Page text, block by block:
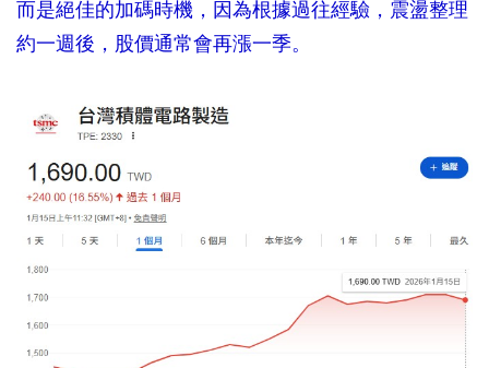
而是絕佳的加碼時機，因為根據過往經驗，震盪整理
約一週後，股價通常會再漲一季。